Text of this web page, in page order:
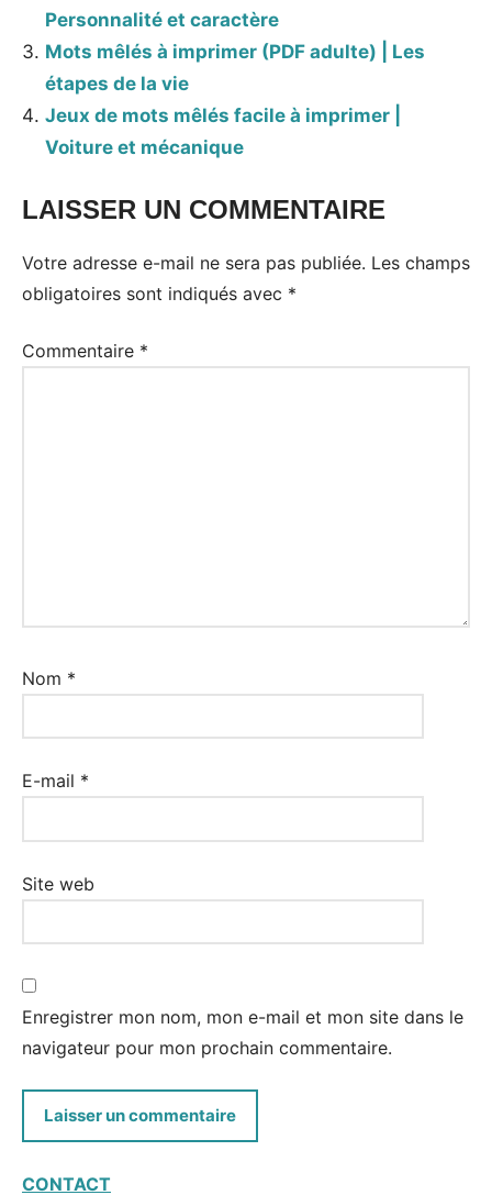
Personnalité et caractère
Mots mêlés à imprimer (PDF adulte) | Les
étapes de la vie
Jeux de mots mêlés facile à imprimer |
Voiture et mécanique
LAISSER UN COMMENTAIRE
Votre adresse e-mail ne sera pas publiée. Les champs
obligatoires sont indiqués avec *
Commentaire *
Nom *
E-mail *
Site web
Enregistrer mon nom, mon e-mail et mon site dans le
navigateur pour mon prochain commentaire.
CONTACT